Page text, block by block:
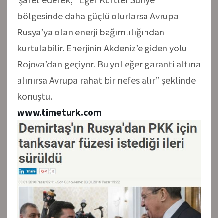
bölgesinde daha güçlü olurlarsa Avrupa
Rusya’ya olan enerji bağımlılığından
kurtulabilir. Enerjinin Akdeniz’e giden yolu
Rojova’dan geçiyor. Bu yol eğer garanti altına
alınırsa Avrupa rahat bir nefes alır” şeklinde
konuştu.
www.timeturk.com